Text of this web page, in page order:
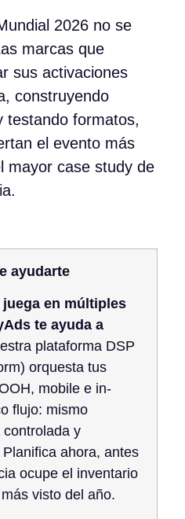
2026 no se
marcas que
sus activaciones
construyendo
testando formatos,
el evento más
mayor case study de
ayudarte
juega en múltiples
te ayuda a
plataforma DSP
orquesta tus
mobile e in-
flujo: mismo
y
ahora, antes
ocupe el inventario
visto del año.